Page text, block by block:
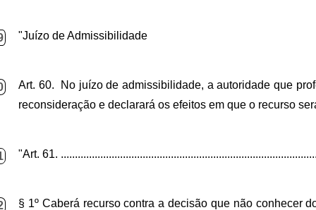
"Juízo de Admissibilidade
Art. 60. No juízo de admissibilidade, a autoridade que
reconsideração e declarará os efeitos em que o recurso
"Art. 61.
§ 1º Caberá recurso contra a decisão que não conhecer